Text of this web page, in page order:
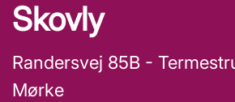
Skovly
Randersvej 85B -
Mørke